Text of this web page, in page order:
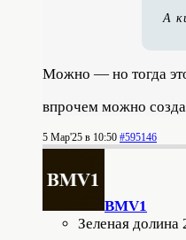
А
Можно — но тогда
впрочем можно
5 Мар'25 в 10:50 #595146
BMV1
Зеленая